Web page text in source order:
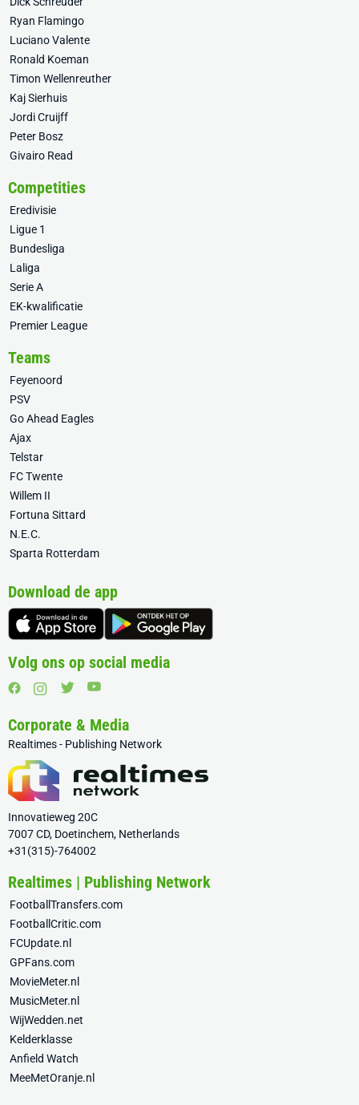
Ryan Flamingo
Luciano Valente
Ronald Koeman
Timon Wellenreuther
Kaj Sierhuis
Jordi Cruijff
Peter Bosz
Givairo Read
Competities
Eredivisie
Ligue 1
Bundesliga
Laliga
Serie A
EK-kwalificatie
Premier League
Teams
Feyenoord
PSV
Go Ahead Eagles
Ajax
Telstar
FC Twente
Willem II
Fortuna Sittard
N.E.C.
Sparta Rotterdam
Download de app
Volg ons op social media
Corporate & Media
Realtimes - Publishing Network
Innovatieweg 20C
7007 CD, Doetinchem, Netherlands
+31(315)-764002
Realtimes | Publishing Network
FootballTransfers.com
FootballCritic.com
FCUpdate.nl
GPFans.com
MovieMeter.nl
MusicMeter.nl
WijWedden.net
Kelderklasse
Anfield Watch
MeeMetOranje.nl